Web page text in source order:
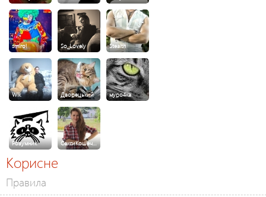
smirol So_Lovely Stealth
Wik Дворецький муро4ка
Розумник СексиКошеч…
Корисне
Правила